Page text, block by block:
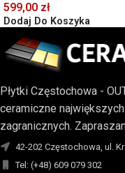
599,00 zł
Dodaj Do Koszyka
Płytki Częstochowa -
ceramiczne
zagranicznych.
42-202 Częstochowa, ul.
Tel: (+48) 609 079 302